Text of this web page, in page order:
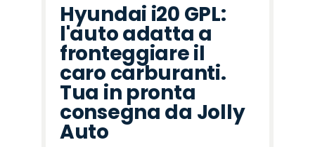
Hyundai i20 GPL:
l'auto adatta a
fronteggiare il
caro carburanti.
Tua in pronta
consegna da Jolly
Auto